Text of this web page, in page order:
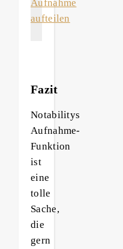
Fazit
Notabilitys
Aufnahme-
Funktion
ist
eine
tolle
Sache,
die
gern